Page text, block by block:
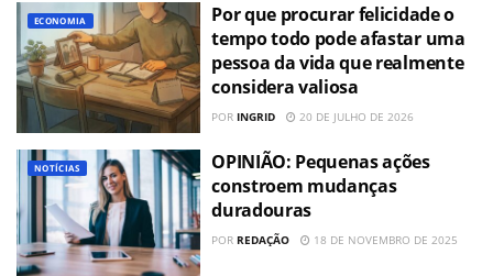
ECONOMIA
Por que procurar felicidade o
tempo todo pode afastar uma
pessoa da vida que realmente
considera valiosa
POR INGRID 20 DE JULHO DE 2026
NOTÍCIAS
OPINIÃO: Pequenas ações
constroem mudanças
duradouras
POR REDAÇÃO 18 DE NOVEMBRO DE 2025